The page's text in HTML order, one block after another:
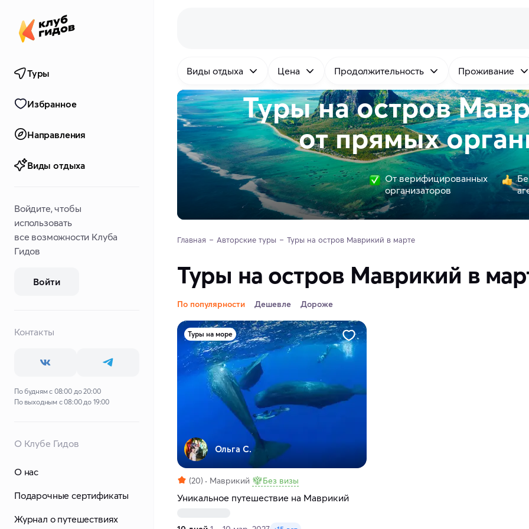
Туры
Избранное
Направления
Виды отдыха
Войдите, чтобы
использовать
все возможности Клуба
Гидов
Войти
Контакты
По будням с 08:00 до 20:00
По выходным с 08:00 до 19:00
О Клубе Гидов
О нас
Подарочные сертификаты
Журнал о путешествиях
Виды отдыха Цена Продолжительность Проживание
Туры на остров
отпрямых
От верифицированных
организаторов
Главная Авторские туры Туры на остров Маврикий в марте
Туры на остров Маврикий в
По популярности Дешевле Дороже
Туры на море
Ольга С.
(20) Маврикий Без визы
Уникальное путешествие на Маврикий